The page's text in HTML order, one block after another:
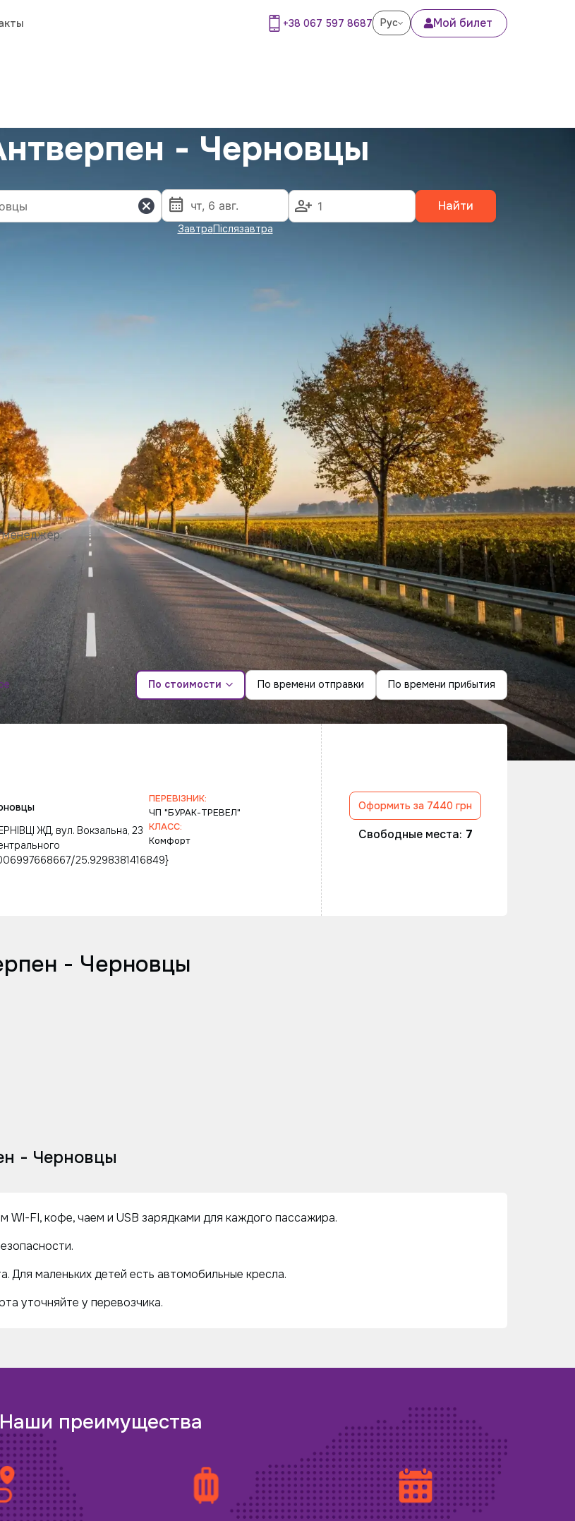
+38 067 597 8687 Рус Мой билет
- Черновцы
ЗавтраПіслязавтра
Найти
менеджер.
По стоимости По времени отправки По времени прибытия
ЖД, вул. Вокзальна, 23
25.9298381416849}
ПЕРЕВІЗНИК:
ЧП "БУРАК-ТРЕВЕЛ"
КЛАСС:
Комфорт
Оформить за 7440 грн
Свободные места: 7
- Черновцы
- Черновцы
FI, кофе, чаем и USB зарядками для каждого пассажира.
маленьких детей есть автомобильные кресла.
уточняйте у перевозчика.
Наши преимущества